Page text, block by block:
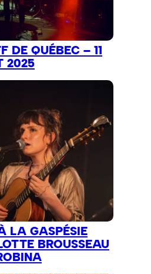
DE QUÉBEC – 11
2025
LA GASPÉSIE
BROUSSEAU